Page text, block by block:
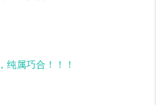
属巧合！！！